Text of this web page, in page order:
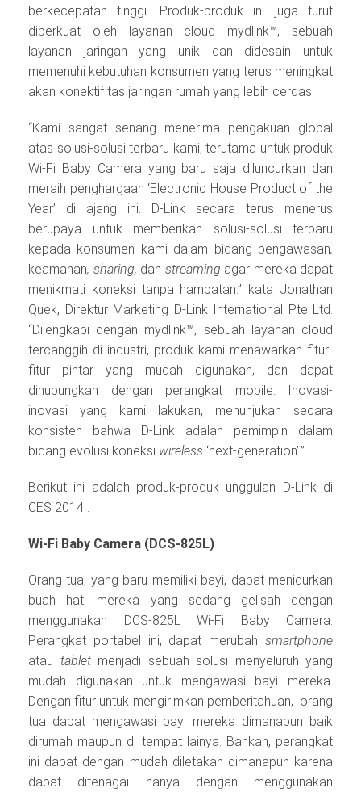
berkecepatan tinggi. Produk-produk ini juga turut
diperkuat oleh layanan cloud mydlink™, sebuah
layanan jaringan yang unik dan didesain untuk
memenuhi kebutuhan konsumen yang terus meningkat
akan konektifitas jaringan rumah yang lebih cerdas.
“Kami sangat senang menerima pengakuan global
atas solusi-solusi terbaru kami, terutama untuk produk
Wi-Fi Baby Camera yang baru saja diluncurkan dan
meraih penghargaan ‘Electronic House Product of the
Year’ di ajang ini. D-Link secara terus menerus
berupaya untuk memberikan solusi-solusi terbaru
kepada konsumen kami dalam bidang pengawasan,
keamanan, sharing, dan streaming agar mereka dapat
menikmati koneksi tanpa hambatan.” kata Jonathan
Quek, Direktur Marketing D-Link International Pte Ltd.
“Dilengkapi dengan mydlink™, sebuah layanan cloud
tercanggih di industri, produk kami menawarkan fitur-
fitur pintar yang mudah digunakan, dan dapat
dihubungkan dengan perangkat mobile. Inovasi-
inovasi yang kami lakukan, menunjukan secara
konsisten bahwa D-Link adalah pemimpin dalam
bidang evolusi koneksi wireless ‘next-generation’.”
Berikut ini adalah produk-produk unggulan D-Link di
CES 2014 :
Wi-Fi Baby Camera (DCS-825L)
Orang tua, yang baru memiliki bayi, dapat menidurkan
buah hati mereka yang sedang gelisah dengan
menggunakan DCS-825L Wi-Fi Baby Camera.
Perangkat portabel ini, dapat merubah smartphone
atau tablet menjadi sebuah solusi menyeluruh yang
mudah digunakan untuk mengawasi bayi mereka.
Dengan fitur untuk mengirimkan pemberitahuan, orang
tua dapat mengawasi bayi mereka dimanapun baik
dirumah maupun di tempat lainya. Bahkan, perangkat
ini dapat dengan mudah diletakan dimanapun karena
dapat ditenagai hanya dengan menggunakan